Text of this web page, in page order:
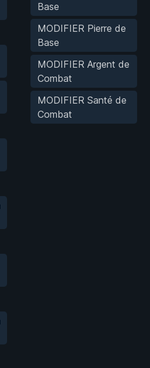
Base
MODIFIER Pierre de
Base
MODIFIER Argent de
Combat
MODIFIER Santé de
Combat